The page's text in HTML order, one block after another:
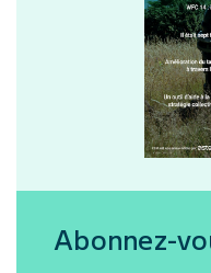
Abonnez-